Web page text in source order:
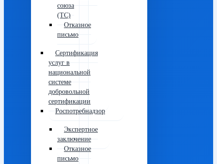
союза
(ТС)
Отказное
письмо
Сертификация
услуг в
национальной
системе
добровольной
сертификации
Роспотребнадзор
Экспертное
заключение
Отказное
письмо